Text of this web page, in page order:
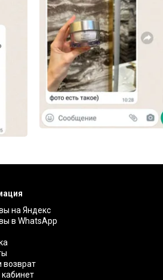
на Яндекс
в WhatsApp
возврат